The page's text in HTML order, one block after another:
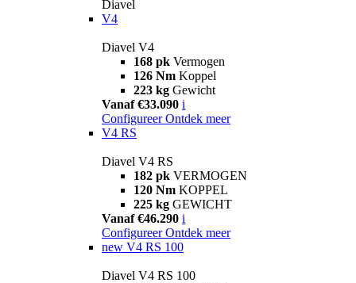
Diavel
V4
Diavel V4
168 pk Vermogen
126 Nm Koppel
223 kg Gewicht
Vanaf €33.090 i
Configureer Ontdek meer
V4 RS
Diavel V4 RS
182 pk VERMOGEN
120 Nm KOPPEL
225 kg GEWICHT
Vanaf €46.290 i
Configureer Ontdek meer
new V4 RS 100
Diavel V4 RS 100